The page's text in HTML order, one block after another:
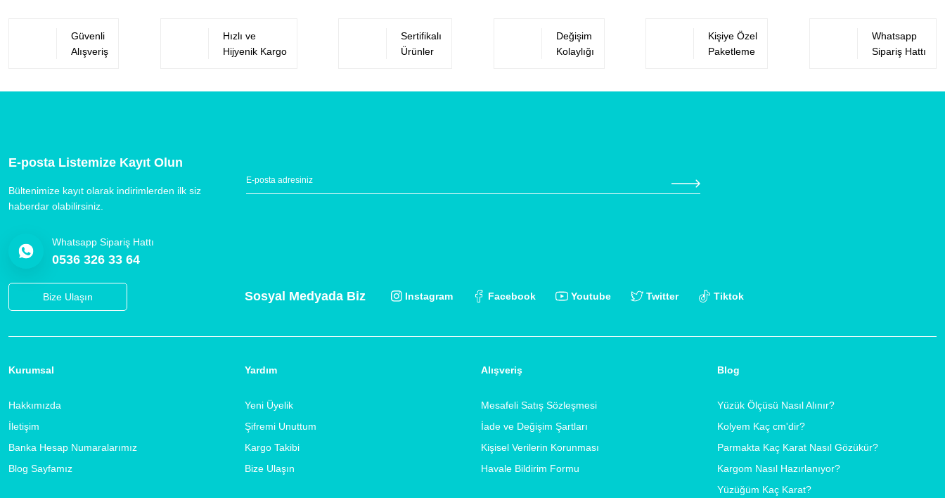
Güvenli
Alışveriş
Hızlı ve
Hijyenik Kargo
Sertifikalı
Ürünler
Değişim
Kolaylığı
Kişiye Özel
Paketleme
Whatsapp
Sipariş Hattı
E-posta Listemize Kayıt Olun
Bültenimize kayıt olarak indirimlerden ilk siz
haberdar olabilirsiniz.
Whatsapp Sipariş Hattı
0536 326 33 64
Bize Ulaşın Sosyal Medyada Biz Instagram Facebook Youtube Twitter Tiktok
Kurumsal
Hakkımızda
İletişim
Banka Hesap Numaralarımız
Blog Sayfamız
Yardım
Yeni Üyelik
Şifremi Unuttum
Kargo Takibi
Bize Ulaşın
Alışveriş
Mesafeli Satış Sözleşmesi
İade ve Değişim Şartları
Kişisel Verilerin Korunması
Havale Bildirim Formu
Blog
Yüzük Ölçüsü Nasıl Alınır?
Kolyem Kaç cm'dir?
Parmakta Kaç Karat Nasıl Gözükür?
Kargom Nasıl Hazırlanıyor?
Yüzüğüm Kaç Karat?